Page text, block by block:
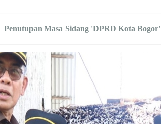
Penutupan Masa Sidang 'DPRD Kota